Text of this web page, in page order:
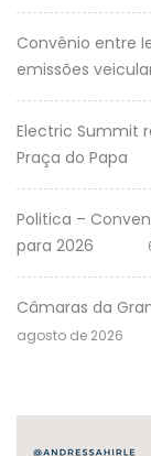
Convênio entre
emissões
Electric Summit
Praça do Papa
Politica –
para 2026
Câmaras da
agosto de 2026